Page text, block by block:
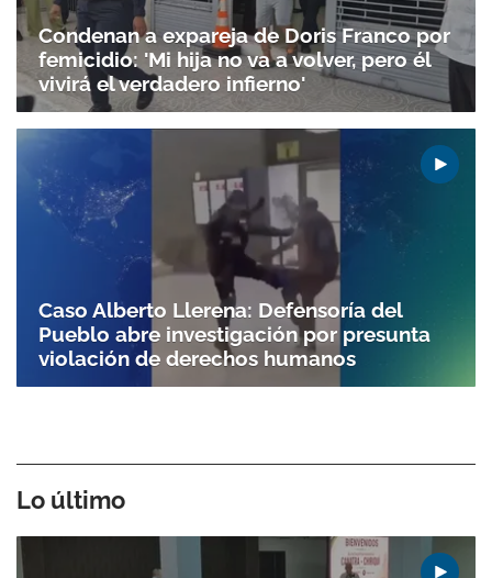
Condenan a expareja de Doris Franco por
femicidio: 'Mi hija no va a volver, pero él
vivirá el verdadero infierno'
Caso Alberto Llerena: Defensoría del
Pueblo abre investigación por presunta
violación de derechos humanos
Lo último